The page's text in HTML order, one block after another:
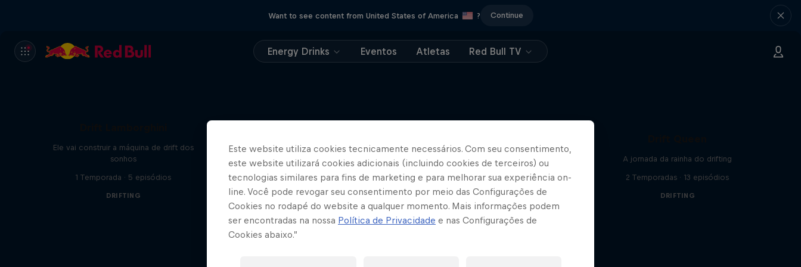
Want to see content from United States of America ? Continue
Energy Drinks Eventos Atletas Red Bull TV
Mais
Ele vai construir a máquina de drift dos
sonhos
1 Temporada · 5 episódios
DRIFTING
A jornada da rainha do drifting
2 Temporadas · 13 episódios
DRIFTING
Este website utiliza cookies tecnicamente necessários. Com seu consentimento,
este website utilizará cookies adicionais (incluindo cookies de terceiros) ou
tecnologias similares para fins de marketing e para melhorar sua experiência on-
line. Você pode revogar seu consentimento por meio das Configurações de
Cookies no rodapé do website a qualquer momento. Mais informações podem
ser encontradas na nossa Política de Privacidade e nas Configurações de
Cookies abaixo.”